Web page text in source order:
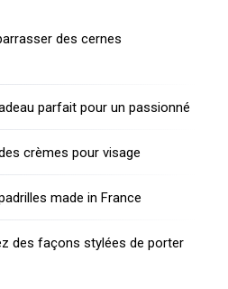
des cernes
parfait pour un passionné
crèmes pour visage
made in France
des façons stylées de porter